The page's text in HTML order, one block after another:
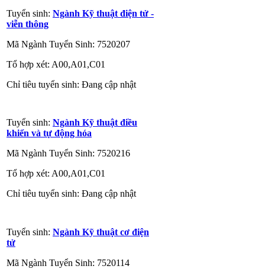
Tuyển sinh: Ngành Kỹ thuật điện tử -
viễn thông
Mã Ngành Tuyển Sinh: 7520207
Tổ hợp xét: A00,A01,C01
Chỉ tiêu tuyển sinh: Đang cập nhật
Tuyển sinh: Ngành Kỹ thuật điều
khiển và tự động hóa
Mã Ngành Tuyển Sinh: 7520216
Tổ hợp xét: A00,A01,C01
Chỉ tiêu tuyển sinh: Đang cập nhật
Tuyển sinh: Ngành Kỹ thuật cơ điện
tử
Mã Ngành Tuyển Sinh: 7520114